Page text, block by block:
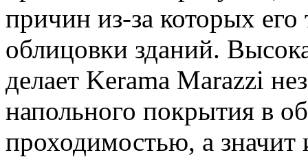
причин из-за которых
облицовки зданий.
делает Kerama Marazzi
напольного покрытия в
проходимостью, а значит